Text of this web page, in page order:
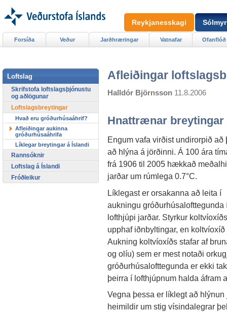
Afleiðingar
Halldór Björnsson 11.8.2006
Hnattrænar breytingar
Engum vafa virðist undirorpið að
að hlýna á jörðinni. Á 100 ára
frá 1906 til 2005 hækkað
jarðar um rúmlega 0.7°C.
Líklegast er orsakanna að leita í
aukningu gróðurhúsalofttegunda
lofthjúpi jarðar. Styrkur
upphaf iðnbyltingar, en
Aukning koltvíoxíðs stafar af
og olíu) sem er mest notaði
gróðurhúsalofttegunda er ekki
þeirra í lofthjúpnum halda áfram
Vegna þessa er líklegt að
heimildir um stig vísindalegrar
Forsíða Veður Jarðhræringar Vatnafar Ofanflóð
Loftslag
Skrifstofa loftslagsþjónustu
og aðlögunar
Loftslagsbreytingar
Hvað eru gróðurhúsaáhrif?
Afleiðingar aukinna
gróðurhúsaáhrifa
Líklegar breytingar á Íslandi
Rannsóknir
Loftslag á Íslandi
Fróðleikur
Reykjanesskagi